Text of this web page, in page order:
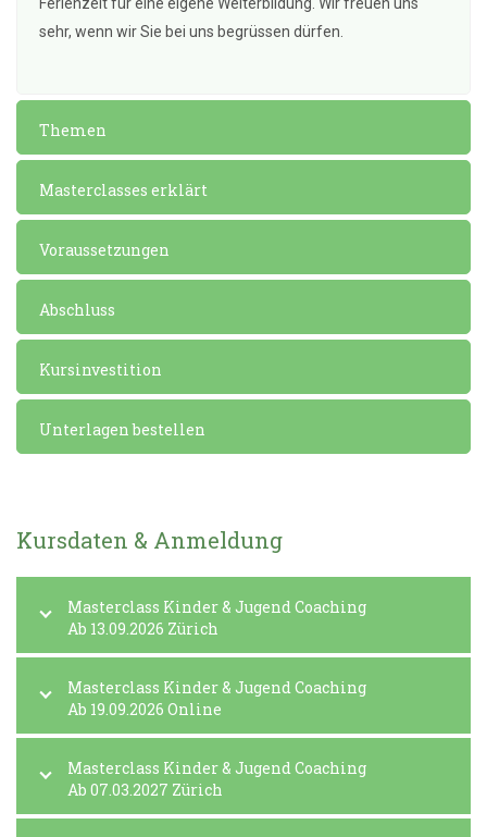
Ferienzeit für eine eigene Weiterbildung. Wir freuen uns
sehr, wenn wir Sie bei uns begrüssen dürfen.
Themen
Masterclasses erklärt
Voraussetzungen
Abschluss
Kursinvestition
Unterlagen bestellen
Kursdaten & Anmeldung
Masterclass Kinder & Jugend Coaching
Ab 13.09.2026 Zürich
Masterclass Kinder & Jugend Coaching
Ab 19.09.2026 Online
Masterclass Kinder & Jugend Coaching
Ab 07.03.2027 Zürich